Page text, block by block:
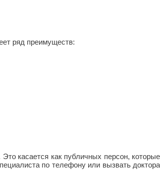
ряд преимуществ:
касается как публичных персон, которые
по телефону или вызвать доктора